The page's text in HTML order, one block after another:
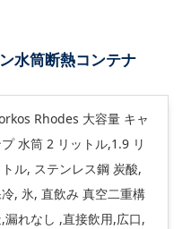
水筒断熱コンテナ
Rhodes 大容量 キャ
プ 水筒 2 リットル,1.9 リ
トル, ステンレス鋼 炭酸,
, 氷, 直飲み 真空二重構
漏れなし ,直接飲用,広口,